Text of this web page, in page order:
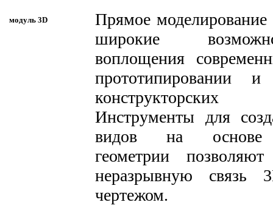
модуль 3D
Прямое моделирование
широкие
воплощения
прототипировании и
Инструменты для
видов на основе
геометрии позволяют
неразрывную связь
чертежом.